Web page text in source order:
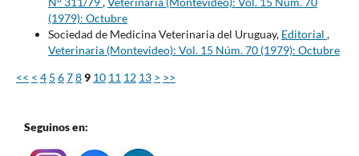
(1979): Octubre
Sociedad de Medicina Veterinaria del Uruguay, Editorial ,
Veterinaria (Montevideo): Vol. 15 Núm. 70 (1979): Octubre
<< < 4 5 6789 10 11 12 13 > >>
Seguinos en: